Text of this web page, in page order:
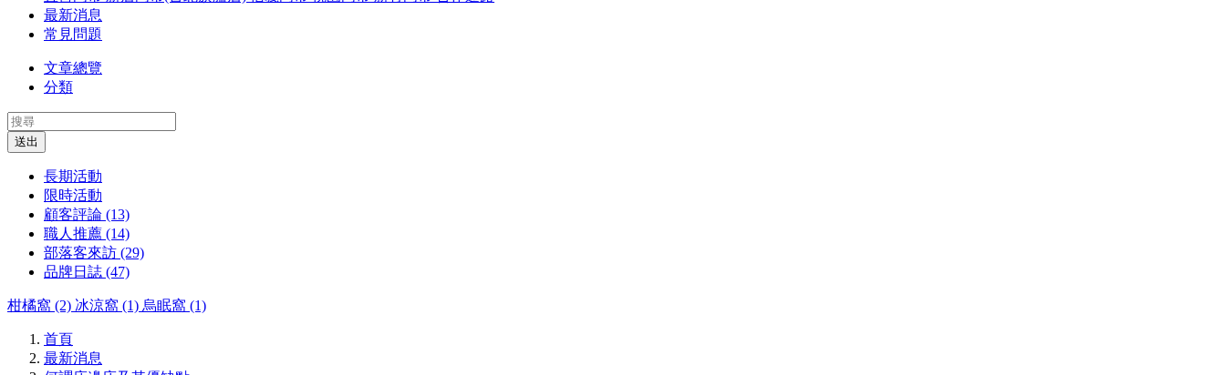
最新消息
常見問題
文章總覽
分類
送出
長期活動
限時活動
顧客評論 (13)
職人推薦 (14)
部落客來訪 (29)
品牌日誌 (47)
柑橘窩 (2) 冰涼窩 (1) 烏眠窩 (1)
首頁
最新消息